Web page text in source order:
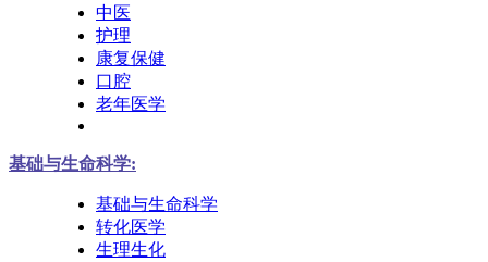
中医
护理
康复保健
口腔
老年医学
基础与生命科学:
基础与生命科学
转化医学
生理生化